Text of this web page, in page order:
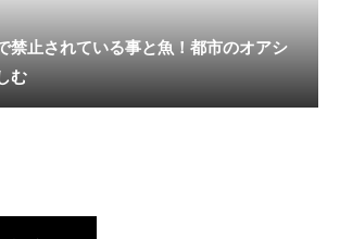
禁止されている事と魚！都市のオアシ
む